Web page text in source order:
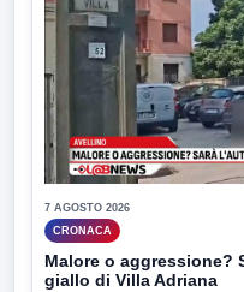
7 AGOSTO 2026
CRONACA
Malore o aggressione?
giallo di Villa Adriana